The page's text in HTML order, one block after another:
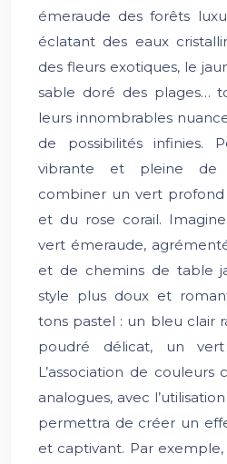
émeraude des forêts
éclatant des eaux
des fleurs exotiques, le
sable doré des plages…
leurs innombrables
de possibilités infinies.
vibrante et pleine de
combiner un vert profond
et du rose corail.
vert émeraude,
et de chemins de table
style plus doux et
tons pastel : un bleu clair
poudré délicat, un
L’association de
analogues, avec
permettra de créer un
et captivant. Par